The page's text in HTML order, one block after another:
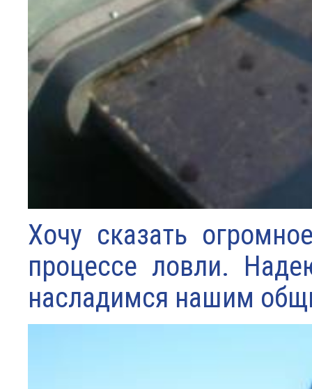
Хочу сказать
процессе ловли.
насладимся нашим